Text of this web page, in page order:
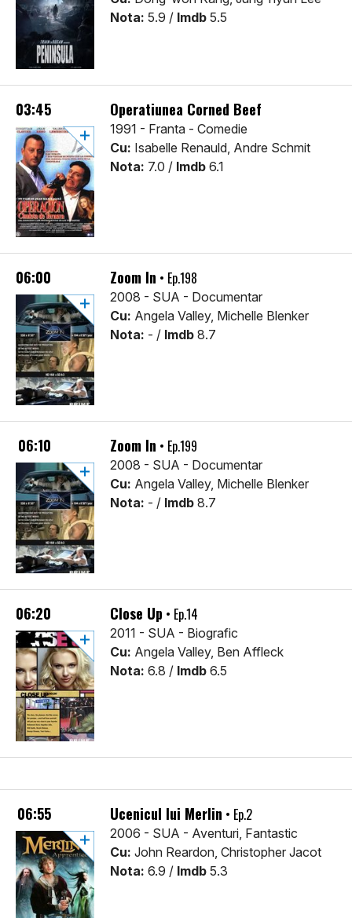
Nota: 5.9 / Imdb 5.5
03:45 Operatiunea Corned Beef
1991 - Franta - Comedie
Cu: Isabelle Renauld, Andre Schmit
Nota: 7.0 / Imdb 6.1
06:00 Zoom In • Ep.198
2008 - SUA - Documentar
Cu: Angela Valley, Michelle Blenker
Nota: - / Imdb 8.7
06:10 Zoom In • Ep.199
2008 - SUA - Documentar
Cu: Angela Valley, Michelle Blenker
Nota: - / Imdb 8.7
06:20 Close Up • Ep.14
2011 - SUA - Biografic
Cu: Angela Valley, Ben Affleck
Nota: 6.8 / Imdb 6.5
06:55 Ucenicul lui Merlin • Ep.2
2006 - SUA - Aventuri, Fantastic
Cu: John Reardon, Christopher Jacot
Nota: 6.9 / Imdb 5.3